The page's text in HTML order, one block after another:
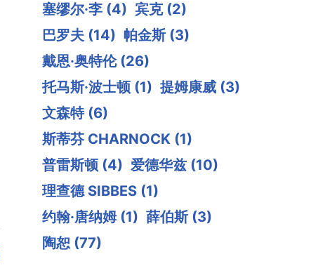
塞缪尔·李 (4) 宾克 (2)
巴罗夫 (14) 帕金斯 (3)
戴恩·奥特伦 (26)
托马斯·波士顿 (1) 提姆康威 (3)
文森特 (6)
斯蒂芬 CHARNOCK (1)
普雷斯顿 (4) 爱德华兹 (10)
理查德 SIBBES (1)
约翰·唐纳姆 (1) 薛伯斯 (3)
陶恕 (77)